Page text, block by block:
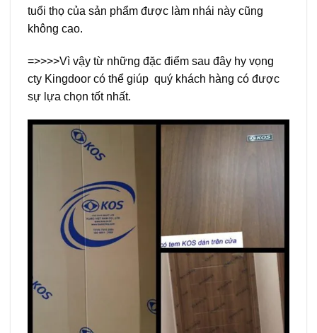
tuổi thọ của sản phẩm được làm nhái này cũng
không cao.
=>>>>Vì vậy từ những đặc điểm sau đây hy vọng
cty Kingdoor có thể giúp quý khách hàng có được
sự lựa chọn tốt nhất.